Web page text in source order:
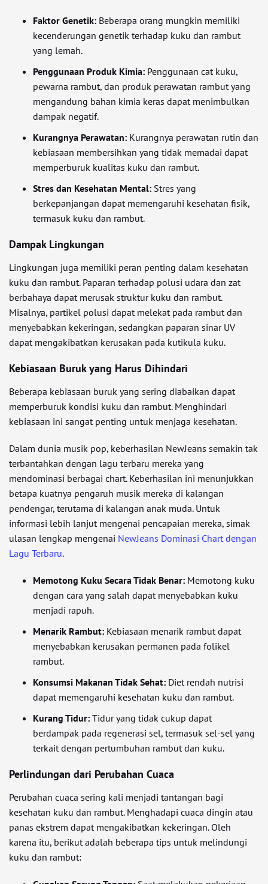
Faktor Genetik: Beberapa orang mungkin memiliki
kecenderungan genetik terhadap kuku dan rambut
yang lemah.
Penggunaan Produk Kimia: Penggunaan cat kuku,
pewarna rambut, dan produk perawatan rambut yang
mengandung bahan kimia keras dapat menimbulkan
dampak negatif.
Kurangnya Perawatan: Kurangnya perawatan rutin dan
kebiasaan membersihkan yang tidak memadai dapat
memperburuk kualitas kuku dan rambut.
Stres dan Kesehatan Mental: Stres yang
berkepanjangan dapat memengaruhi kesehatan fisik,
termasuk kuku dan rambut.
Dampak Lingkungan
Lingkungan juga memiliki peran penting dalam kesehatan
kuku dan rambut. Paparan terhadap polusi udara dan zat
berbahaya dapat merusak struktur kuku dan rambut.
Misalnya, partikel polusi dapat melekat pada rambut dan
menyebabkan kekeringan, sedangkan paparan sinar UV
dapat mengakibatkan kerusakan pada kutikula kuku.
Kebiasaan Buruk yang Harus Dihindari
Beberapa kebiasaan buruk yang sering diabaikan dapat
memperburuk kondisi kuku dan rambut. Menghindari
kebiasaan ini sangat penting untuk menjaga kesehatan.
Dalam dunia musik pop, keberhasilan NewJeans semakin tak
terbantahkan dengan lagu terbaru mereka yang
mendominasi berbagai chart. Keberhasilan ini menunjukkan
betapa kuatnya pengaruh musik mereka di kalangan
pendengar, terutama di kalangan anak muda. Untuk
informasi lebih lanjut mengenai pencapaian mereka, simak
ulasan lengkap mengenai NewJeans Dominasi Chart dengan
Lagu Terbaru.
Memotong Kuku Secara Tidak Benar: Memotong kuku
dengan cara yang salah dapat menyebabkan kuku
menjadi rapuh.
Menarik Rambut: Kebiasaan menarik rambut dapat
menyebabkan kerusakan permanen pada folikel
rambut.
Konsumsi Makanan Tidak Sehat: Diet rendah nutrisi
dapat memengaruhi kesehatan kuku dan rambut.
Kurang Tidur: Tidur yang tidak cukup dapat
berdampak pada regenerasi sel, termasuk sel-sel yang
terkait dengan pertumbuhan rambut dan kuku.
Perlindungan dari Perubahan Cuaca
Perubahan cuaca sering kali menjadi tantangan bagi
kesehatan kuku dan rambut. Menghadapi cuaca dingin atau
panas ekstrem dapat mengakibatkan kekeringan. Oleh
karena itu, berikut adalah beberapa tips untuk melindungi
kuku dan rambut: